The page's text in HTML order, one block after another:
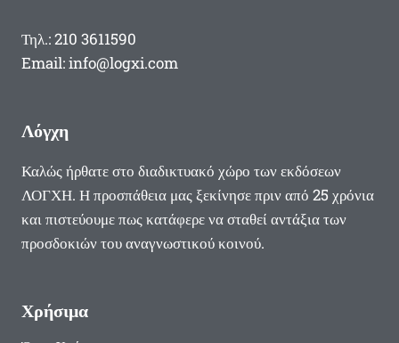
ΠΟΙΗΤΙΚΉ
ΣΥΛΛΟΓΉ
«ΤΗΣ
ΑΓΆΠΗΣ»
Τηλ.: 210 3611590
Email: info@logxi.com
Λόγχη
Καλώς ήρθατε στο διαδικτυακό χώρο των εκδόσεων
ΛΟΓΧΗ. Η προσπάθεια μας ξεκίνησε πριν από 25 χρόνια
και πιστεύουμε πως κατάφερε να σταθεί αντάξια των
προσδοκιών του αναγνωστικού κοινού.
Χρήσιμα